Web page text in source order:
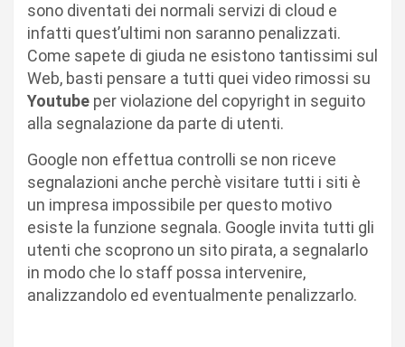
sono diventati dei normali servizi di cloud e
infatti quest’ultimi non saranno penalizzati.
Come sapete di giuda ne esistono tantissimi sul
Web, basti pensare a tutti quei video rimossi su
Youtube per violazione del copyright in seguito
alla segnalazione da parte di utenti.
Google non effettua controlli se non riceve
segnalazioni anche perchè visitare tutti i siti è
un impresa impossibile per questo motivo
esiste la funzione segnala. Google invita tutti gli
utenti che scoprono un sito pirata, a segnalarlo
in modo che lo staff possa intervenire,
analizzandolo ed eventualmente penalizzarlo.